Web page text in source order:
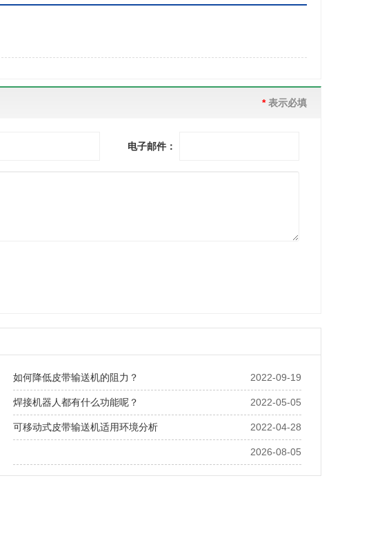
*表示必填
电子邮件：
2022-09-19
如何降低皮带输送机的阻力？
2022-05-05
焊接机器人都有什么功能呢？
2022-04-28
可移动式皮带输送机适用环境分析
2026-08-05
辊道输送机嵌套称重模块的技术可行性：精度、承重与成本的三角